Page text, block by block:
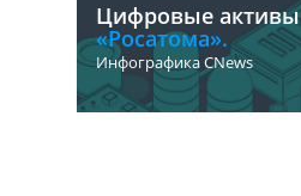
Цифровые активы
«Росатома».
Инфографика CNews